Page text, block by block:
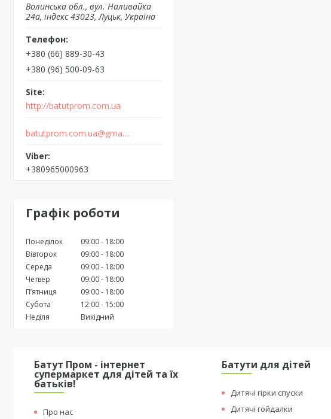
Волинська обл., вул. Наливайка
24а, індекс 43023, Луцьк, Україна
+380 (66) 889-30-43
+380 (96) 500-09-63
http://batutprom.com.ua
batutprom.com.ua@gmail.com
+380965000963
Графік роботи
Понеділок 09:00
18:00
Вівторок
09:00
18:00
Середа
09:00
18:00
Четвер
09:00
18:00
Пʼятниця
09:00
18:00
Субота
12:00
15:00
Неділя
Вихідний
Батут Пром - інтернет
супермаркет для дітей та їх
батьків!
Про нас
Батути для дітей
Дитячі гірки спуски
Дитячі гойдалки